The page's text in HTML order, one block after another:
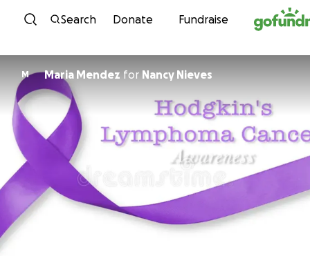
Skip to content
Search Donate Fundraise
M Maria Mendez for Nancy Nieves